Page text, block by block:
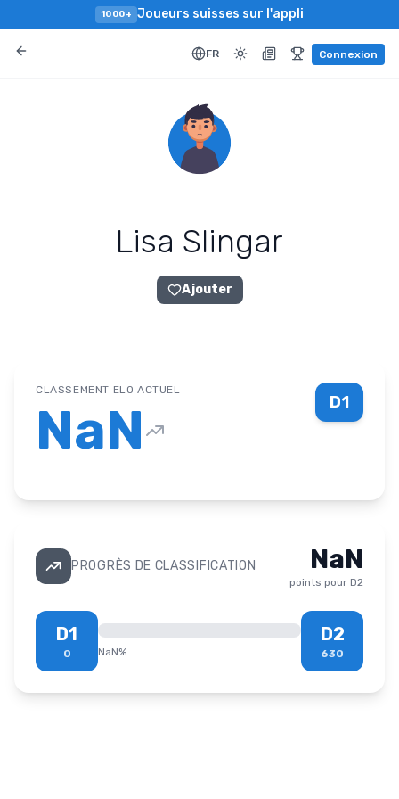
1000+ Joueurs suisses sur l'appli
FR Connexion
Lisa Slingar
Ajouter
D1
CLASSEMENT ELO ACTUEL
NaN
PROGRÈS DE CLASSIFICATION NaN
points pour D2
D1
0 NaN%
D2
630